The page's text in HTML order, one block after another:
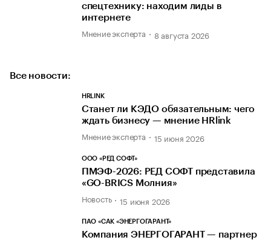
спецтехнику: находим лиды в
интернете
Мнение эксперта 8 августа 2026
Все новости:
HRLINK
Станет ли КЭДО обязательным: чего
ждать бизнесу — мнение HRlink
Мнение эксперта 15 июня 2026
ООО «РЕД СОФТ»
ПМЭФ-2026: РЕД СОФТ представила
«GO-BRICS Молния»
Новость 15 июня 2026
ПАО «САК «ЭНЕРГОГАРАНТ»
Компания ЭНЕРГОГАРАНТ — партнер